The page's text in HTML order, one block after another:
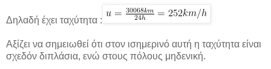
Δηλαδή έχει ταχύτητα :
Αξίζει να σημειωθεί ότι στον ισημερινό αυτή η ταχύτητα είναι
σχεδόν διπλάσια, ενώ στους πόλους μηδενική.